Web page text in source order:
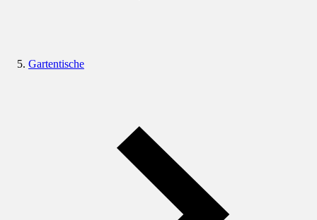
Gartentische